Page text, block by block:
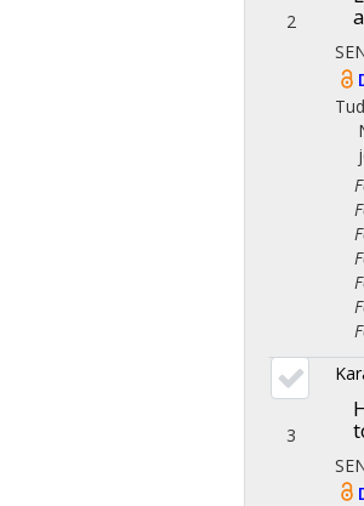
2
3